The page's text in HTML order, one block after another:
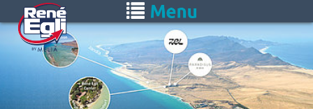
Hauptinhalt
springen
navigation